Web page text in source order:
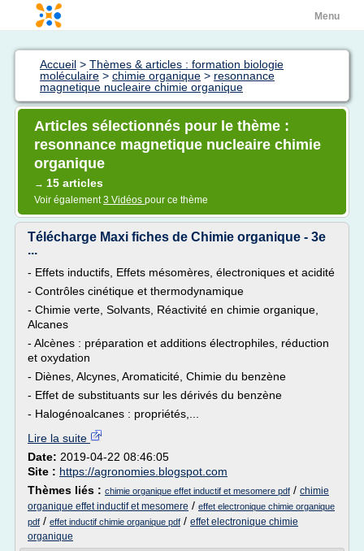
Menu
Accueil > Thèmes & articles : formation biologie
moléculaire > chimie organique > resonnance
magnetique nucleaire chimie organique
Articles sélectionnés pour le thème :
resonnance magnetique nucleaire chimie
organique
→ 15 articles
Voir également3 Vidéos pour ce thème
Télécharge Maxi fiches de Chimie organique - 3e
...
- Effets inductifs, Effets mésomères, électroniques et acidité
- Contrôles cinétique et thermodynamique
- Chimie verte, Solvants, Réactivité en chimie organique,
Alcanes
- Alcènes : préparation et additions électrophiles, réduction
et oxydation
- Diènes, Alcynes, Aromaticité, Chimie du benzène
- Effet de substituants sur les dérivés du benzène
- Halogénoalcanes : propriétés,...
Lire la suite
Date: 2019-04-22 08:46:05
Site : https://agronomies.blogspot.com
Thèmes liés : chimie organique effet inductif et mesomere pdf / chimie
organique effet inductif et mesomere / effet electronique chimie organique
pdf / effet inductif chimie organique pdf / effet electronique chimie
organique